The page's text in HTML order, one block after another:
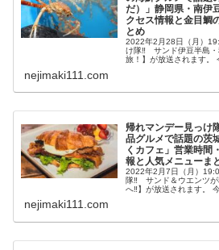
だ）」静岡県・南伊
クセス情報と金目鯛
とめ
2022年2月28日（月）
け隊‼ サンド伊豆半島・
旅！】が放送されます。
nejimaki111.com
帰れマンデー見っけ
品グルメで話題の茨
くカフェ」営業時間
報と人気メニューま
2022年2月7日（月）
隊‼ サンド＆ウエンツが
へ‼】が放送されます。
nejimaki111.com